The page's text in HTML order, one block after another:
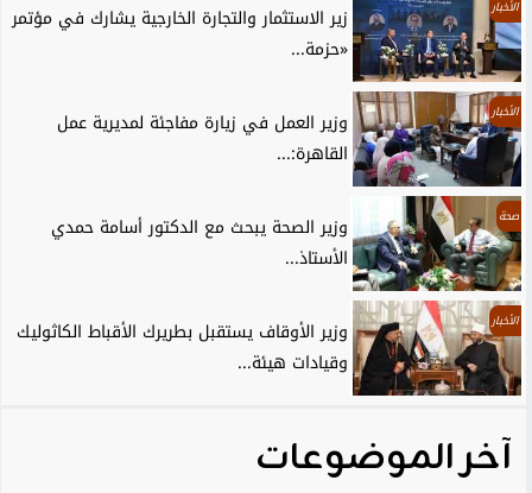
الأخبار
زير الاستثمار والتجارة الخارجية يشارك في مؤتمر
«حزمة...
الأخبار
وزير العمل في زيارة مفاجئة لمديرية عمل
القاهرة:...
صحة
وزير الصحة يبحث مع الدكتور أسامة حمدي
الأستاذ...
الأخبار
وزير الأوقاف يستقبل بطريرك الأقباط الكاثوليك
وقيادات هيئة...
آخر الموضوعات